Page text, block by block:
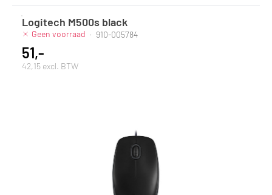
Logitech M500s black
Geen voorraad · 910-005784
51,-
42,15 excl. BTW